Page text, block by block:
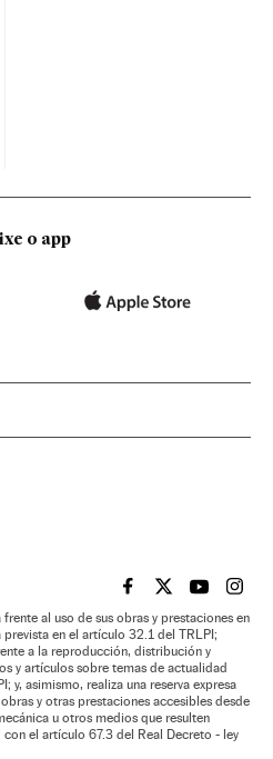
o app
EL PAÍS BRASIL EN
EL PAÍSEL PAÍS
EL
al uso de sus obras y prestaciones en
en el artículo 32.1 del TRLPI;
a la reproducción, distribución y
y artículos sobre temas de actualidad
y, asimismo, realiza una reserva expresa
y otras prestaciones accesibles desde
u otros medios que resulten
el artículo 67.3 del Real Decreto - ley